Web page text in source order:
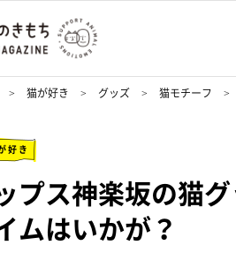
猫が好き グッズ 猫モチーフ
好き
プス神楽坂の猫
ムはいかが？